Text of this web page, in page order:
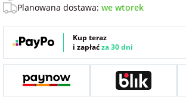
Planowana dostawa: we wtorek
Kup teraz
i zapłaćza 30 dni